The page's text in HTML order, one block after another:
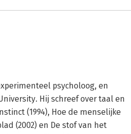
psycholoog, en
Hij schreef over taal en
(1994), Hoe de menselijke
(2002) en De stof van het